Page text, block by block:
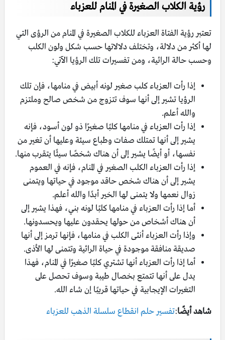
رؤية الكلاب الصغيرة في المنام للعزباء
تعتبر رؤية الفتاة العزباء للكلاب الصغيرة في المنام من الرؤى التي
لها أكثر من دلالة، وتختلف دلالاتها حسب شكل ولون الكلب
وحسب حالة الرائية، ومن تفسيرات تلك الرؤيا الآتي:
إذا رأت العزباء كلب صغير لونه أبيض في منامها، فإن تلك
الرؤيا تشير إلى أنها سوف تتزوج من شخص صالح وملتزم
والله أعلم.
إذا رأت العزباء في منامها كلبًا صغيرًا ذو لون أسود، فإنه
يشير إلى أنها تمتلك صفات وطباع سيئة وعليها أن تغير من
نفسها، أو أيضًا يشير إلى أن هناك شخصًا سيئًا يتقرب منها.
إذا رأت العزباء الكلب الصغير في المنام، فإنه في العموم
يشير إلى أن هناك شخص حاقد موجود في حياتها ويتمنى
زوال نعمها ولا يتمنى لها الخير أبدًا والله أعلم.
أما إذا رأت العزباء في منامها كلبًا لونه بني، فهذا يشير إلى
أن هناك أشخاص من حولها يحقدون عليها ويحسدونها.
وإذا رأت العزباء أنثى الكلب في منامها، فإنها ترمز إلى أنها
صديقة منافقة موجودة في حياة الرائية وتتمنى لها الأذى.
أما إذا رأت العزباء أنها تشتري كلبًا صغيرًا في المنام، فهذا
يدل على أنها تتمتع بخصال طيبة وسوف تحصل على
التغيرات الإيجابية في حياتها قريبًا إن شاء الله.
شاهد أيضًا:تفسير حلم انقطاع سلسلة الذهب للعزباء